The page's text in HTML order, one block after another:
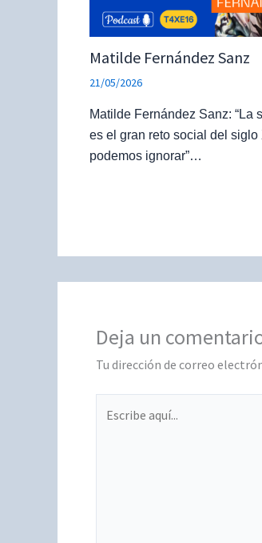
Matilde Fernández Sanz
21/05/2026
Matilde Fernández Sanz: “La
es el gran reto social del siglo
podemos ignorar”…
Deja un
Tu dirección de correo
aquí...